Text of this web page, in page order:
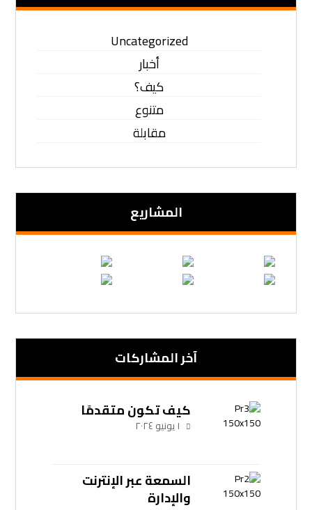
Uncategorized
أخبار
كيف؟
متنوع
مقابلة
المشاریع
آخر المشاركات
كيف تكون متقدمًا
١ يونيو ٢٠٢٤
السمعة عبر الإنترنت
والإدارة